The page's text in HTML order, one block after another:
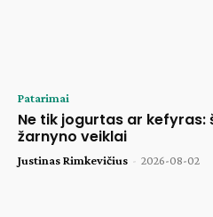
Patarimai
Ne tik jogurtas ar
žarnyno veiklai
Justinas Rimkevičius - 2026-08-02